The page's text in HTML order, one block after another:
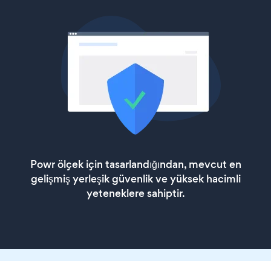
Powr ölçek için tasarlandığından, mevcut en
gelişmiş yerleşik güvenlik ve yüksek hacimli
yeteneklere sahiptir.